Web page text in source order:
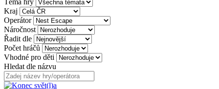
Kraj
Operátor
Náročnost
Řadit dle
Počet hráčů
Vhodné pro děti
Hledat dle názvu